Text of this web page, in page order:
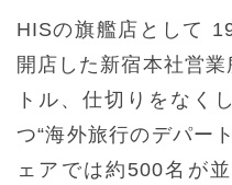
HISの旗艦店として
開店した新宿本社営
トル、仕切りをなく
つ“海外旅行のデパー
ェアでは約500名が